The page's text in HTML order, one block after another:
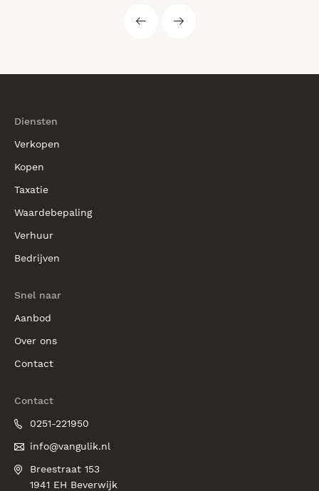
Diensten
Verkopen
Kopen
Taxatie
Waardebepaling
Verhuur
Bedrijven
Snel naar
Aanbod
Over ons
Contact
Contact
0251-221950
info@vangulik.nl
Breestraat 153
1941 EH Beverwijk